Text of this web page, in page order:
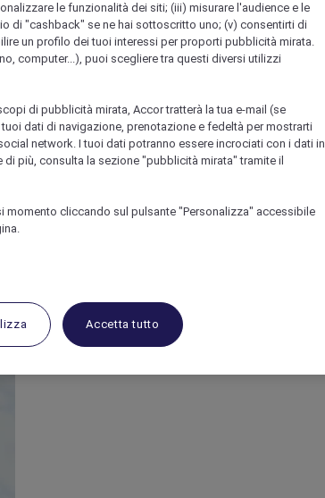
le funzionalità dei siti; (iii) misurare l'audience e le
di "cashback" se ne hai sottoscritto uno; (v) consentirti di
un profilo dei tuoi interessi per proporti pubblicità mirata.
computer...), puoi scegliere tra questi diversi utilizzi
di pubblicità mirata, Accor tratterà la tua e-mail (se
dati di navigazione, prenotazione e fedeltà per mostrarti
network. I tuoi dati potranno essere incrociati con i dati in
più, consulta la sezione "pubblicità mirata" tramite il
momento cliccando sul pulsante "Personalizza" accessibile
Accetta tutto